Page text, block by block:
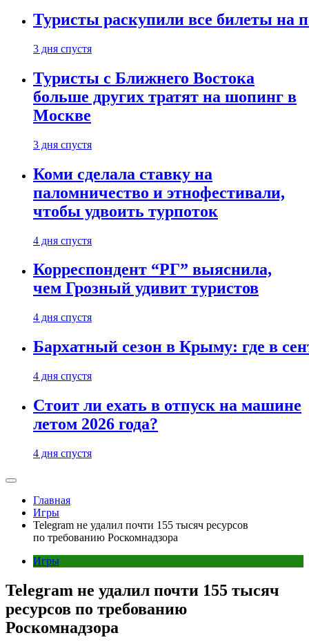
Туристы раскупили все билеты на
3 дня спустя
Туристы с Ближнего Востока
больше других тратят на шопинг в
Москве
3 дня спустя
Коми сделала ставку на
паломничество и этнофестивали,
чтобы удвоить турпоток
4 дня спустя
Корреспондент “РГ” выяснила,
чем Грозный удивит туристов
4 дня спустя
Бархатный сезон в Крыму: где в
4 дня спустя
Стоит ли ехать в отпуск на машине
летом 2026 года?
4 дня спустя
Главная
Игры
Telegram не удалил почти 155 тысяч ресурсов
по требованию Роскомнадзора
Игры
Telegram не удалил почти 155 тысяч
ресурсов по требованию
Роскомнадзора